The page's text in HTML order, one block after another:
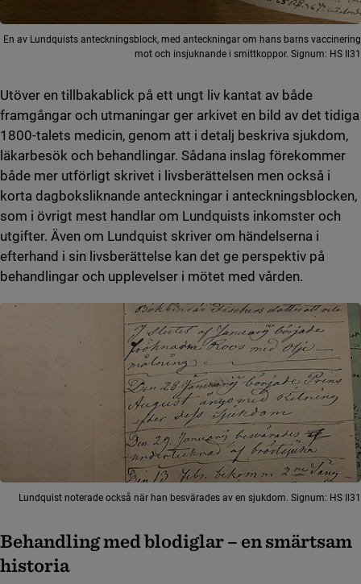
En av Lundquists anteckningsblock, med anteckningar om hans barns vaccinering
mot och insjuknande i smittkoppor. Signum: HS Il31
Utöver en tillbakablick på ett ungt liv kantat av både
framgångar och utmaningar ger arkivet en bild av det tidiga
1800-talets medicin, genom att i detalj beskriva sjukdom,
läkarbesök och behandlingar. Sådana inslag förekommer
både mer utförligt skrivet i livsberättelsen men också i
korta dagboksliknande anteckningar i anteckningsblocken,
som i övrigt mest handlar om Lundquists inkomster och
utgifter. Även om Lundquist skriver om händelserna i
efterhand i sin livsberättelse kan det ge perspektiv på
behandlingar och upplevelser i mötet med vården.
Lundquist noterade också när han besvärades av en sjukdom. Signum: HS Il31
Behandling med blodiglar – en smärtsam
historia